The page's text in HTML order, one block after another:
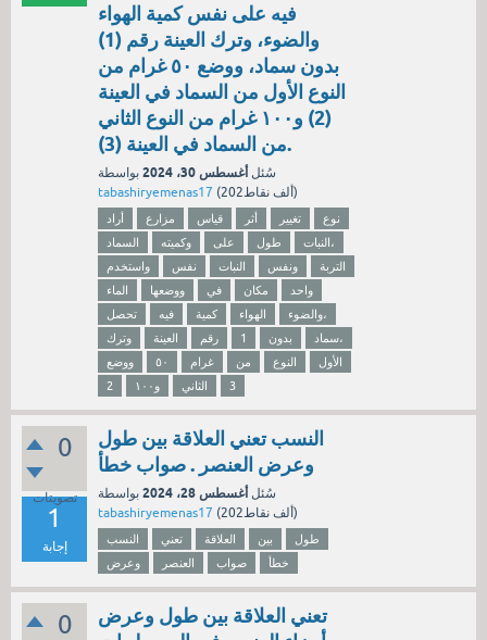
فيه على نفس كمية الهواء
والضوء، وترك العينة رقم (1)
بدون سماد، ووضع ٥٠ غرام من
النوع الأول من السماد في العينة
(2) و١٠٠ غرام من النوع الثاني
من السماد في العينة (3).
سُئل أغسطس 30، 2024
بواسطة
tabashiryemenas17 ( 202ألف نقاط)
أراد مزارع قياس أثر تغيير
نوع
السماد
وكميته على طول
النبات،
واستخدم
نفس النبات ونفس
التربة
الماء
ووضعها في مكان
واحد
تحصل
فيه كمية الهواء
والضوء،
وترك
العينة رقم 1 بدون
سماد،
ووضع
٥٠ غرام من النوع
الأول
2
و١٠٠ الثاني 3
0
تصويتات
1
إجابة
النسب تعني العلاقة بين طول
وعرض العنصر . صواب خطأ
سُئل أغسطس 28، 2024
بواسطة
tabashiryemenas17 ( 202ألف نقاط)
النسب تعني العلاقة بين
طول
وعرض
العنصر صواب خطأ
0
تعني العلاقة بين طول وعرض